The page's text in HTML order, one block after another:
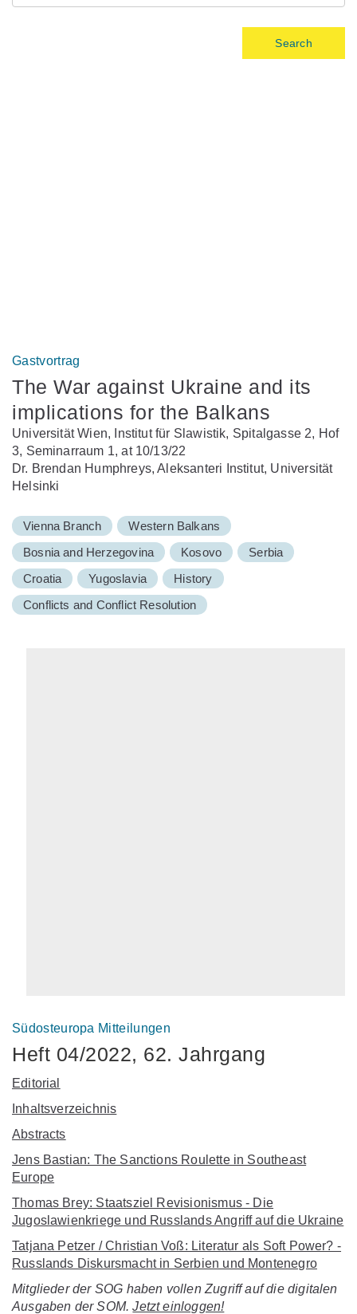
Search
Gastvortrag
The War against Ukraine and its
implications for the Balkans
Universität Wien, Institut für Slawistik, Spitalgasse 2, Hof
3, Seminarraum 1, at 10/13/22
Dr. Brendan Humphreys, Aleksanteri Institut, Universität
Helsinki
Vienna Branch
Western Balkans
Bosnia and Herzegovina
Kosovo
Serbia
Croatia
Yugoslavia
History
Conflicts and Conflict Resolution
Südosteuropa Mitteilungen
Heft 04/2022, 62. Jahrgang
Editorial
Inhaltsverzeichnis
Abstracts
Jens Bastian: The Sanctions Roulette in Southeast
Europe
Thomas Brey: Staatsziel Revisionismus - Die
Jugoslawienkriege und Russlands Angriff auf die Ukraine
Tatjana Petzer / Christian Voß: Literatur als Soft Power? -
Russlands Diskursmacht in Serbien und Montenegro
Mitglieder der SOG haben vollen Zugriff auf die digitalen
Ausgaben der SOM.Jetzt einloggen!